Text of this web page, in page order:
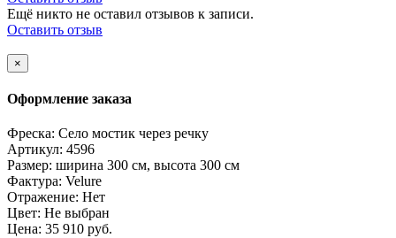
Ещё никто не оставил отзывов к записи.
Оставить отзыв
×
Оформление заказа
Фреска: Село мостик через речку
Артикул: 4596
Размер: ширина 300 см, высота 300 см
Фактура: Velure
Отражение: Нет
Цвет: Не выбран
Цена: 35 910 руб.